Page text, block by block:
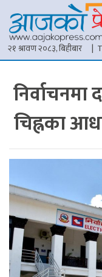
२१ श्रावण २०८३, बिहीबार |
चिह्नका